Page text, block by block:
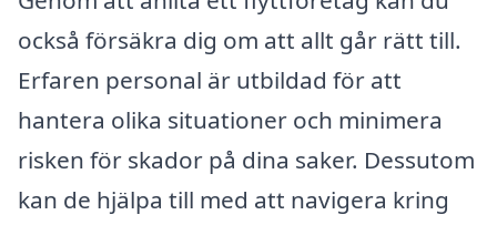
också försäkra dig om att allt går rätt till.
Erfaren personal är utbildad för att
hantera olika situationer och minimera
risken för skador på dina saker. Dessutom
kan de hjälpa till med att navigera kring